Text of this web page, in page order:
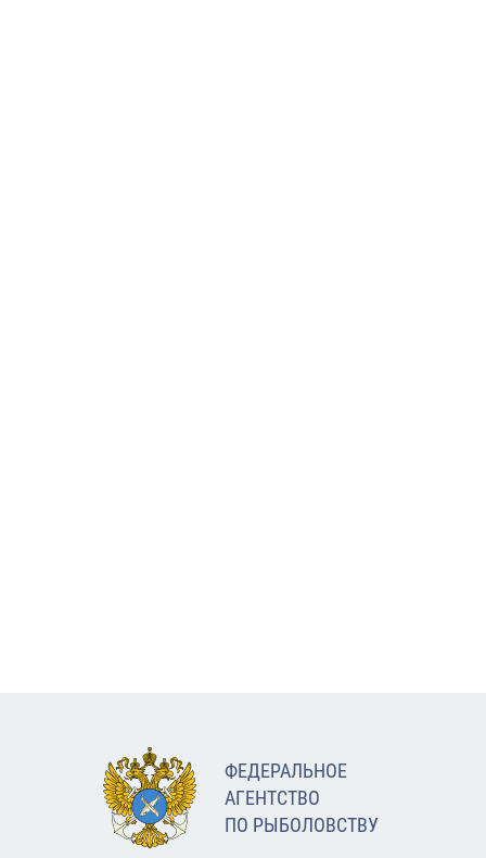
ФЕДЕРАЛЬНОЕ
АГЕНТСТВО
ПО РЫБОЛОВСТВУ